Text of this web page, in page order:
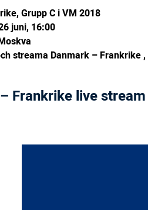
Grupp C i VM 2018
juni, 16:00
streama Danmark – Frankrike
Frankrike live